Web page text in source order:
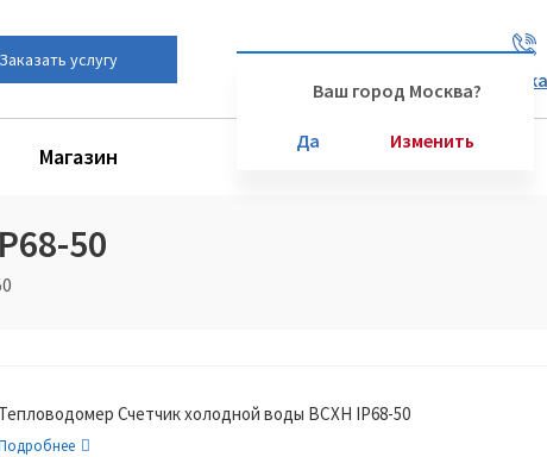
Заказать услугу
Ваш город Москва?
Да Изменить
Магазин Производители
50
Тепловодомер Счетчик холодной воды ВСХН IP68-50